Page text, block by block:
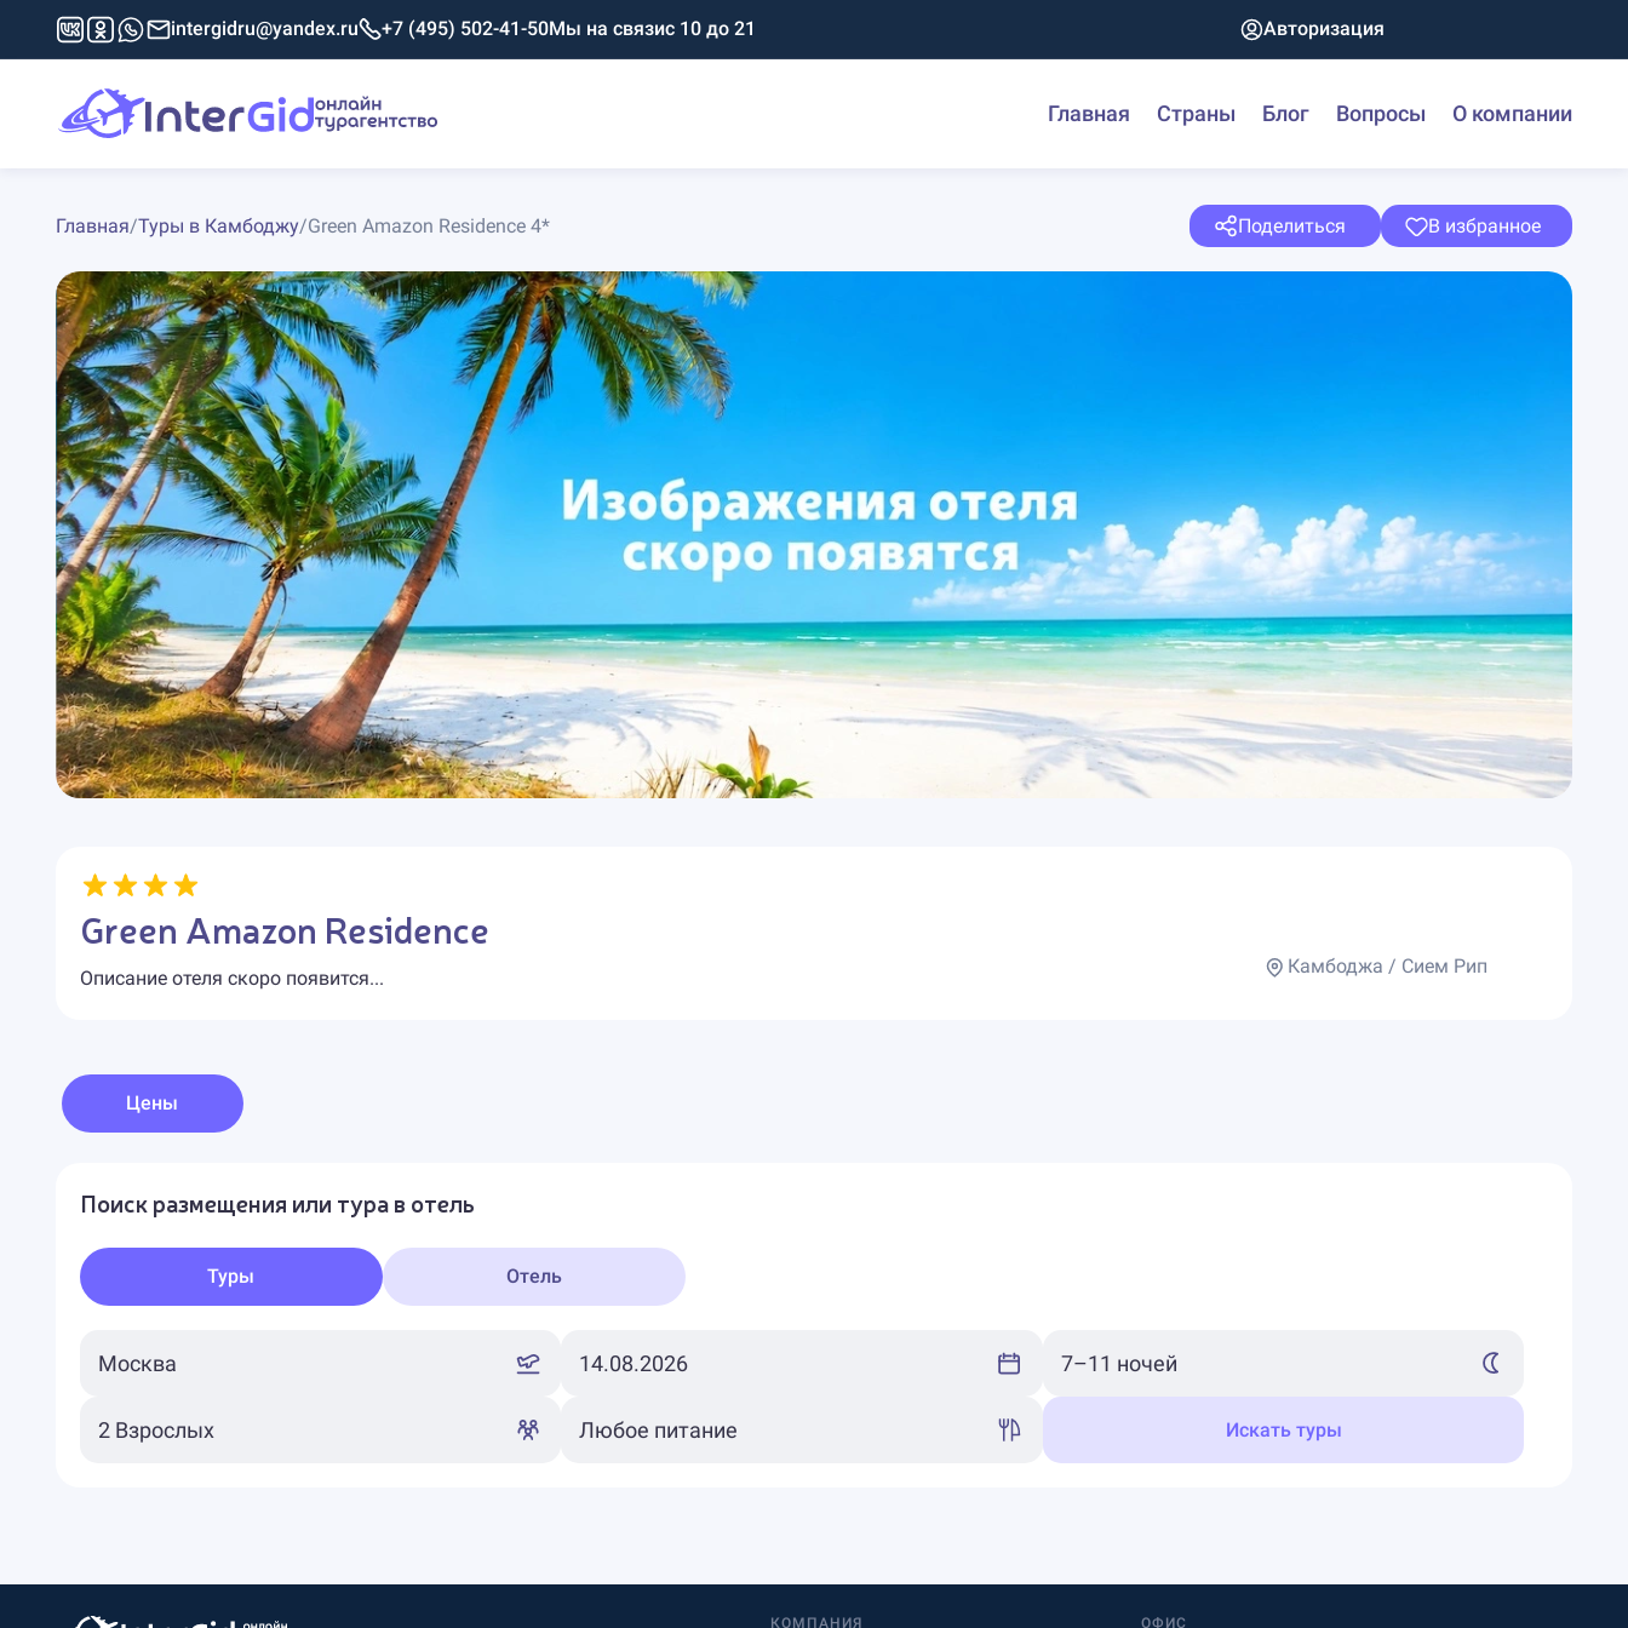
intergidru@yandex.ru +7 (495) 502-41-50Мы на связис 10 до 21 Авторизация
Главная Страны Блог Вопросы О компании
Главная/Туры в Камбоджу/Green Amazon Residence 4* Поделиться В избранное
Green Amazon Residence
Описание отеля скоро появится...
Камбоджа / Сием Рип
Цены
Поиск размещения или тура в отель
Туры Отель
Искать туры
КОМПАНИЯ ОФИС